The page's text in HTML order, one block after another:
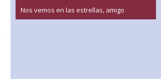
Nos vemos en las estrellas, amigo